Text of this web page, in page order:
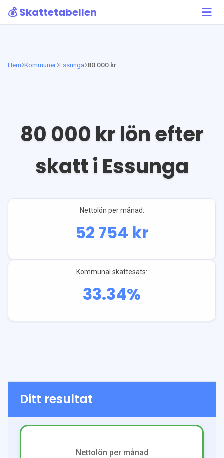
💰 Skattetabellen
Hem Kommuner Essunga 80 000 kr
80 000 kr lön efter
skatt i Essunga
Nettolön per månad:
52 754 kr
Kommunal skattesats:
33.34%
Ditt resultat
Nettolön per månad